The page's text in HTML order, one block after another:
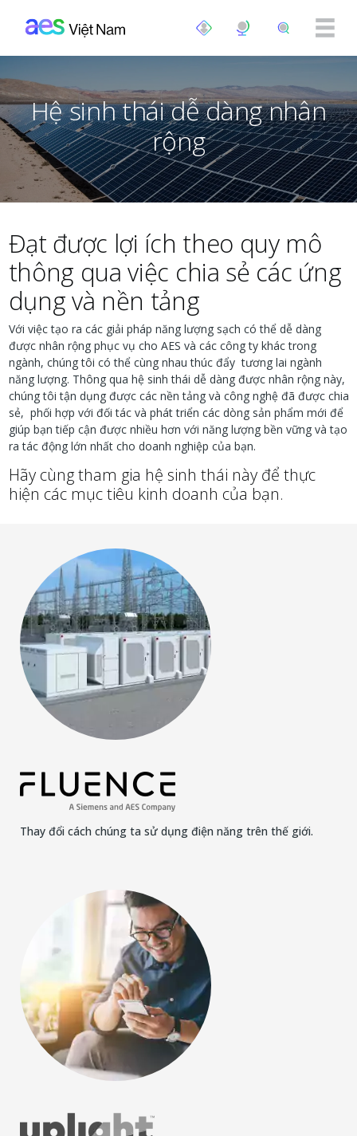
Hệ sinh thái dễ dàng nhân
rộng
Đạt được lợi ích theo quy mô
thông qua việc chia sẻ các ứng
dụng và nền tảng
Với việc tạo ra các giải pháp năng lượng sạch có thể dễ dàng
được nhân rộng phục vụ cho AES và các công ty khác trong
ngành, chúng tôi có thể cùng nhau thúc đẩy tương lai ngành
năng lượng. Thông qua hệ sinh thái dễ dàng được nhân rộng này,
chúng tôi tận dụng được các nền tảng và công nghệ đã được chia
sẻ, phối hợp với đối tác và phát triển các dòng sản phẩm mới để
giúp bạn tiếp cận được nhiều hơn với năng lượng bền vững và tạo
ra tác động lớn nhất cho doanh nghiệp của bạn.
Hãy cùng tham gia hệ sinh thái này để thực
hiện các mục tiêu kinh doanh của bạn.
Thay đổi cách chúng ta sử dụng điện năng trên thế giới.